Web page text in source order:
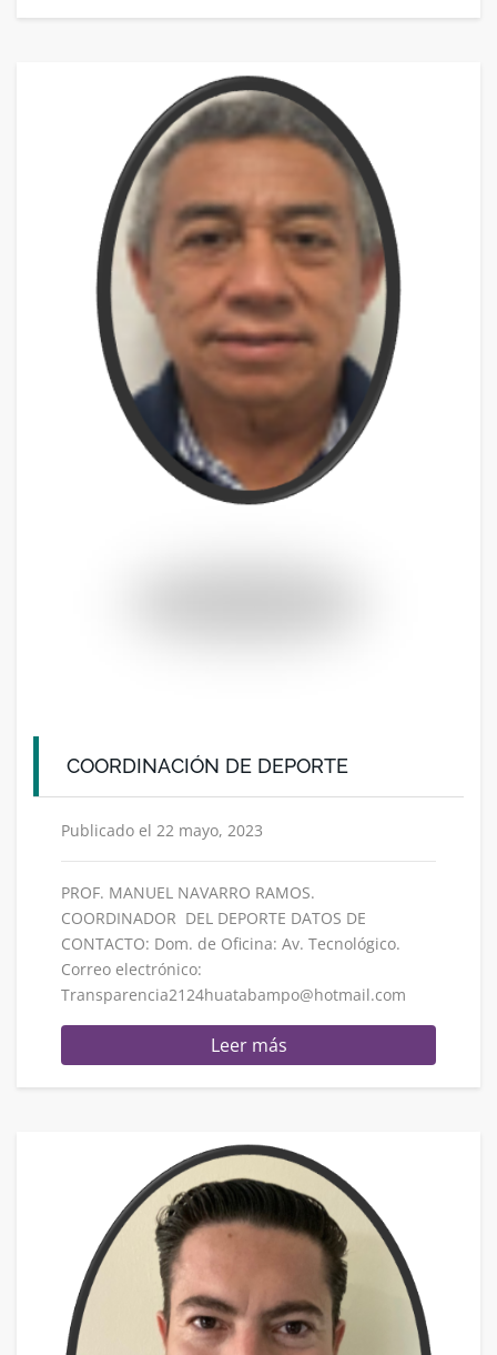
COORDINACIÓN DE DEPORTE
Publicado el 22 mayo, 2023
PROF. MANUEL NAVARRO RAMOS.
COORDINADOR DEL DEPORTE DATOS DE
CONTACTO: Dom. de Oficina: Av. Tecnológico.
Correo electrónico:
Transparencia2124huatabampo@hotmail.com
Leer más